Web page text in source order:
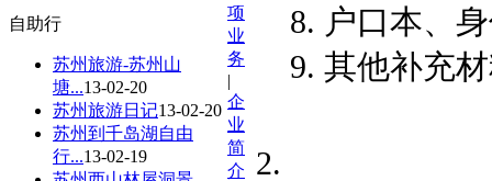
自助行
苏州旅游-苏州山
塘...13-02-20
苏州旅游日记13-02-20
苏州到千岛湖自由
行...13-02-19
8. 户口本、
9. 其他补充
项
业
务
|
企
业
简
介